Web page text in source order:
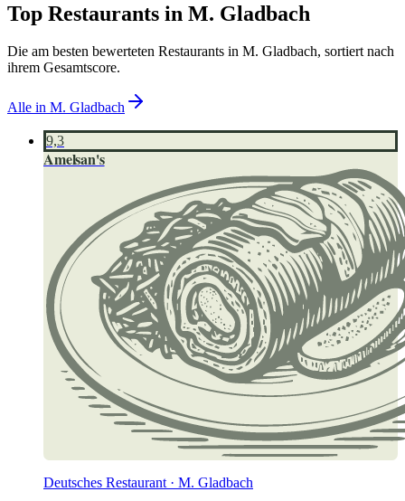
Top Restaurants in M. Gladbach
Die am besten bewerteten Restaurants in M. Gladbach, sortiert nach
ihrem Gesamtscore.
Alle in M. Gladbach
9,3
Amelsan's
Deutsches Restaurant · M. Gladbach